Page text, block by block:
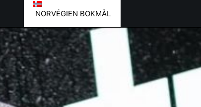
NORVÉGIEN BOKMÅL